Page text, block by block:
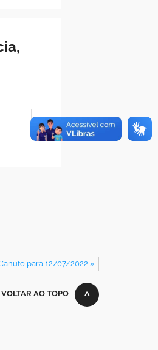
para 12/07/2022 »
VOLTAR AO TOPO